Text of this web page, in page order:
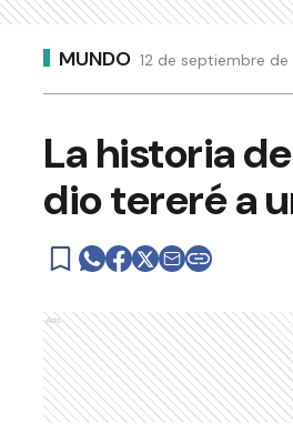
MUNDO 12 de septiembre de
La historia
dio tereré a
Ads